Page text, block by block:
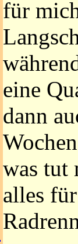
für
eine
dann
was tut
alles